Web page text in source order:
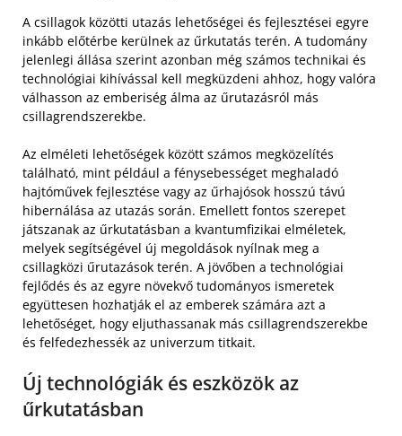
A csillagok közötti utazás lehetőségei és fejlesztései egyre
inkább előtérbe kerülnek az űrkutatás terén. A tudomány
jelenlegi állása szerint azonban még számos technikai és
technológiai kihívással kell megküzdeni ahhoz, hogy valóra
válhasson az emberiség álma az űrutazásról más
csillagrendszerekbe.
Az elméleti lehetőségek között számos megközelítés
található, mint például a fénysebességet meghaladó
hajtóművek fejlesztése vagy az űrhajósok hosszú távú
hibernálása az utazás során. Emellett fontos szerepet
játszanak az űrkutatásban a kvantumfizikai elméletek,
melyek segítségével új megoldások nyílnak meg a
csillagközi űrutazások terén. A jövőben a technológiai
fejlődés és az egyre növekvő tudományos ismeretek
együttesen hozhatják el az emberek számára azt a
lehetőséget, hogy eljuthassanak más csillagrendszerekbe
és felfedezhessék az univerzum titkait.
Új technológiák és eszközök az
űrkutatásban